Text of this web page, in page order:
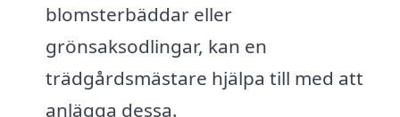
blomsterbäddar eller
grönsaksodlingar, kan en
trädgårdsmästare hjälpa till med att
anlägga dessa.